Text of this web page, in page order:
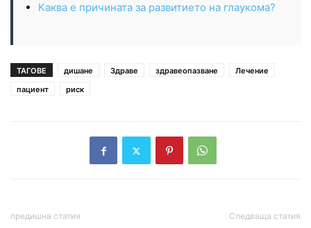
Каква е причината за развитието на глаукома?
ТАГОВЕ дишане Здраве здравеопазване
Лечение
пациент
риск
предишна статия Следваща статия